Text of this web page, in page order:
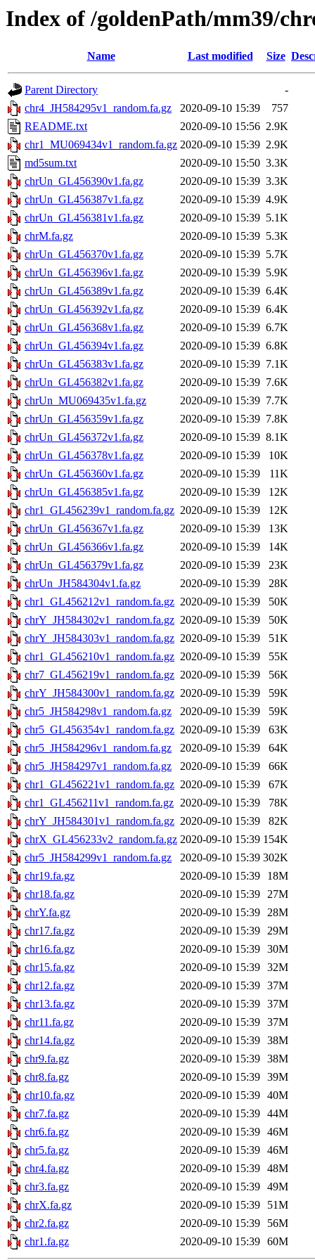
Index of /goldenPath/mm39/
Name Last modified Size
Parent Directory
-
chr4_JH584295v1_random.fa.gz
2020-09-10 15:39
757
README.txt
2020-09-10 15:56 2.9K
chr1_MU069434v1_random.fa.gz 2020-09-10 15:39 2.9K
md5sum.txt
2020-09-10 15:50 3.3K
chrUn_GL456390v1.fa.gz
2020-09-10 15:39 3.3K
chrUn_GL456387v1.fa.gz
2020-09-10 15:39 4.9K
chrUn_GL456381v1.fa.gz
2020-09-10 15:39 5.1K
chrM.fa.gz
2020-09-10 15:39 5.3K
chrUn_GL456370v1.fa.gz
2020-09-10 15:39 5.7K
chrUn_GL456396v1.fa.gz
2020-09-10 15:39 5.9K
chrUn_GL456389v1.fa.gz
2020-09-10 15:39 6.4K
chrUn_GL456392v1.fa.gz
2020-09-10 15:39 6.4K
chrUn_GL456368v1.fa.gz
2020-09-10 15:39 6.7K
chrUn_GL456394v1.fa.gz
2020-09-10 15:39 6.8K
chrUn_GL456383v1.fa.gz
2020-09-10 15:39 7.1K
chrUn_GL456382v1.fa.gz
2020-09-10 15:39 7.6K
chrUn_MU069435v1.fa.gz
2020-09-10 15:39 7.7K
chrUn_GL456359v1.fa.gz
2020-09-10 15:39 7.8K
chrUn_GL456372v1.fa.gz
2020-09-10 15:39 8.1K
chrUn_GL456378v1.fa.gz
2020-09-10 15:39
10K
chrUn_GL456360v1.fa.gz
2020-09-10 15:39
11K
chrUn_GL456385v1.fa.gz
2020-09-10 15:39
12K
chr1_GL456239v1_random.fa.gz 2020-09-10 15:39
12K
chrUn_GL456367v1.fa.gz
2020-09-10 15:39
13K
chrUn_GL456366v1.fa.gz
2020-09-10 15:39
14K
chrUn_GL456379v1.fa.gz
2020-09-10 15:39
23K
chrUn_JH584304v1.fa.gz
2020-09-10 15:39
28K
chr1_GL456212v1_random.fa.gz 2020-09-10 15:39
50K
chrY_JH584302v1_random.fa.gz 2020-09-10 15:39
50K
chrY_JH584303v1_random.fa.gz 2020-09-10 15:39
51K
chr1_GL456210v1_random.fa.gz 2020-09-10 15:39
55K
chr7_GL456219v1_random.fa.gz 2020-09-10 15:39
56K
chrY_JH584300v1_random.fa.gz 2020-09-10 15:39
59K
chr5_JH584298v1_random.fa.gz
2020-09-10 15:39
59K
chr5_GL456354v1_random.fa.gz 2020-09-10 15:39
63K
chr5_JH584296v1_random.fa.gz
2020-09-10 15:39
64K
chr5_JH584297v1_random.fa.gz
2020-09-10 15:39
66K
chr1_GL456221v1_random.fa.gz 2020-09-10 15:39
67K
chr1_GL456211v1_random.fa.gz 2020-09-10 15:39
78K
chrY_JH584301v1_random.fa.gz 2020-09-10 15:39
82K
chrX_GL456233v2_random.fa.gz 2020-09-10 15:39 154K
chr5_JH584299v1_random.fa.gz
2020-09-10 15:39 302K
chr19.fa.gz
2020-09-10 15:39
18M
chr18.fa.gz
2020-09-10 15:39 27M
chrY.fa.gz
2020-09-10 15:39 28M
chr17.fa.gz
2020-09-10 15:39 29M
chr16.fa.gz
2020-09-10 15:39 30M
chr15.fa.gz
2020-09-10 15:39 32M
chr12.fa.gz
2020-09-10 15:39 37M
chr13.fa.gz
2020-09-10 15:39 37M
chr11.fa.gz
2020-09-10 15:39 37M
chr14.fa.gz
2020-09-10 15:39 38M
chr9.fa.gz
2020-09-10 15:39 38M
chr8.fa.gz
2020-09-10 15:39 39M
chr10.fa.gz
2020-09-10 15:39 40M
chr7.fa.gz
2020-09-10 15:39 44M
chr6.fa.gz
2020-09-10 15:39 46M
chr5.fa.gz
2020-09-10 15:39 46M
chr4.fa.gz
2020-09-10 15:39 48M
chr3.fa.gz
2020-09-10 15:39 49M
chrX.fa.gz
2020-09-10 15:39
51M
chr2.fa.gz
2020-09-10 15:39
56M
chr1.fa.gz
2020-09-10 15:39 60M